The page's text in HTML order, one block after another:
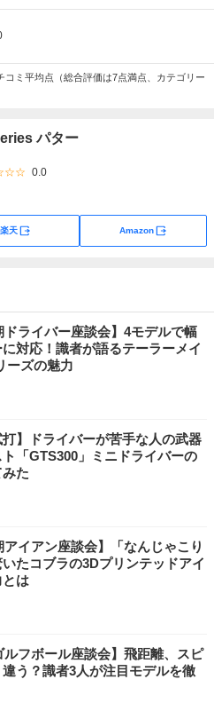
コミ平均点（総合評価は7点満点、カテゴリー
パター
0.0
楽天 Amazon
ドライバー座談会】4モデルで幅
対応！識者が語るテーラーメイ
ーズの魅力
打】ドライバーが苦手な人の武器
「GTS300」ミニドライバーの
た
アイアン座談会】「なんじゃこり
たコブラの3Dプリンテッドアイ
とは
ルフボール座談会】飛距離、スピ
う？識者3人が注目モデルを徹